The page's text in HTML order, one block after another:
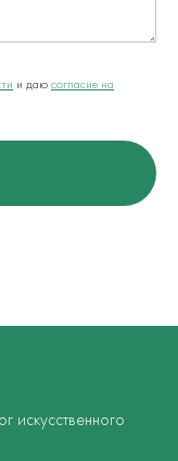
и даю согласие на
искусственного